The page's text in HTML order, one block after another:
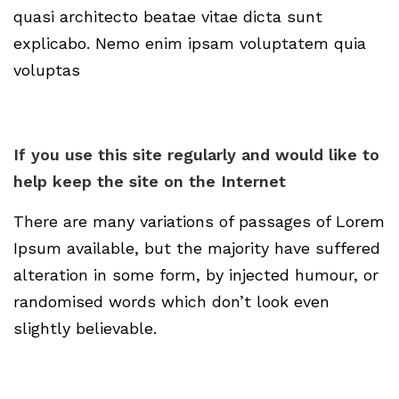
quasi architecto beatae vitae dicta sunt
explicabo. Nemo enim ipsam voluptatem quia
voluptas
If you use this site regularly and would like to
help keep the site on the Internet
There are many variations of passages of Lorem
Ipsum available, but the majority have suffered
alteration in some form, by injected humour, or
randomised words which don’t look even
slightly believable.